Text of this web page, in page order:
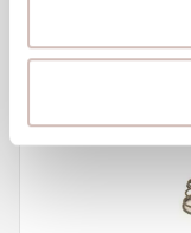
sivustoamme.
tietoja muihin